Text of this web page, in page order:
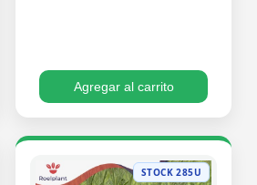
Agregar al carrito
STOCK 285U